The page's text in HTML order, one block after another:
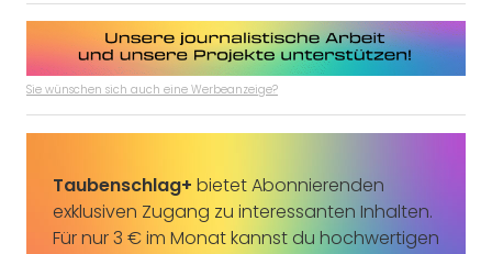
Sie wünschen sich auch eine Werbeanzeige?
Taubenschlag+ bietet Abonnierenden
exklusiven Zugang zu interessanten Inhalten.
Für nur 3 € im Monat kannst du hochwertigen